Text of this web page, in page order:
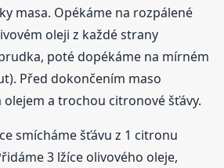
masa. Opékáme na rozpálené
oleji z každé strany
poté dopékáme na mírném
Před dokončením maso
a trochou citronové šťávy.
smícháme šťávu z 1 citronu
3 lžíce olivového oleje,